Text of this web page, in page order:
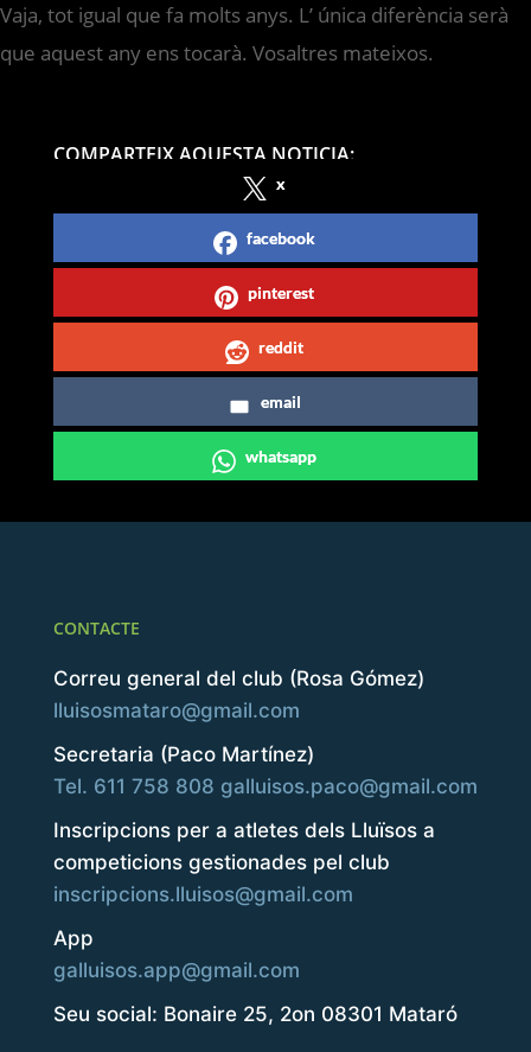
Vaja, tot igual que fa molts anys. L’ única diferència serà
que aquest any ens tocarà. Vosaltres mateixos.
COMPARTEIX AQUESTA NOTICIA:
x
facebook
pinterest
reddit
email
whatsapp
CONTACTE
Correu general del club (Rosa Gómez)
lluisosmataro@gmail.com
Secretaria (Paco Martínez)
Tel. 611 758 808 galluisos.paco@gmail.com
Inscripcions per a atletes dels Lluïsos a
competicions gestionades pel club
inscripcions.lluisos@gmail.com
App
galluisos.app@gmail.com
Seu social: Bonaire 25, 2on 08301 Mataró